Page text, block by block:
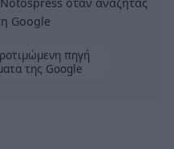
Google
πηγή
της Google